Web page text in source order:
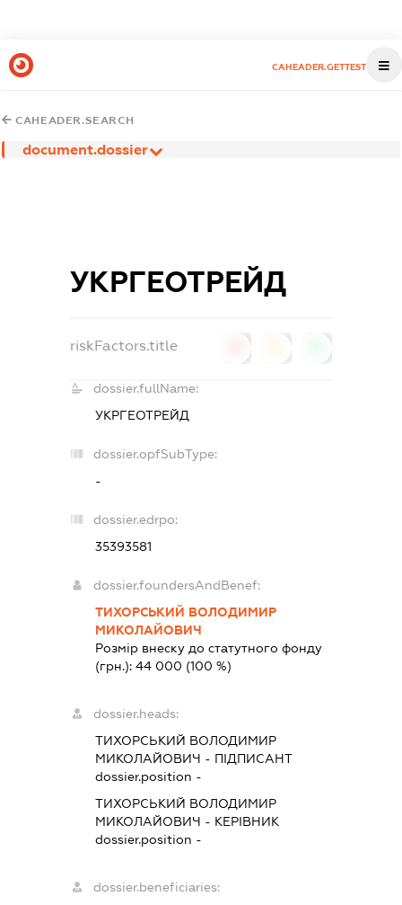
CAHEADER.GETTEST
CAHEADER.SEARCH
document.dossier
УКРГЕОТРЕЙД
riskFactors.title
dossier.fullName:
УКРГЕОТРЕЙД
dossier.opfSubType:
-
dossier.edrpo:
35393581
dossier.foundersAndBenef:
ТИХОРСЬКИЙ ВОЛОДИМИР
МИКОЛАЙОВИЧ
Розмір внеску до статутного фонду
(грн.):44 000 (100 %)
dossier.heads:
ТИХОРСЬКИЙ ВОЛОДИМИР
МИКОЛАЙОВИЧ - ПІДПИСАНТ
dossier.position -
ТИХОРСЬКИЙ ВОЛОДИМИР
МИКОЛАЙОВИЧ - КЕРІВНИК
dossier.position -
dossier.beneficiaries: